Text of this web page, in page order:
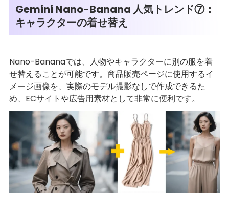
Gemini Nano-Banana 人気トレンド⑦：
キャラクターの着せ替え
Nano-Bananaでは、人物やキャラクターに別の服を着
せ替えることが可能です。商品販売ページに使用するイ
メージ画像を、実際のモデル撮影なしで作成できるた
め、ECサイトや広告用素材として非常に便利です。